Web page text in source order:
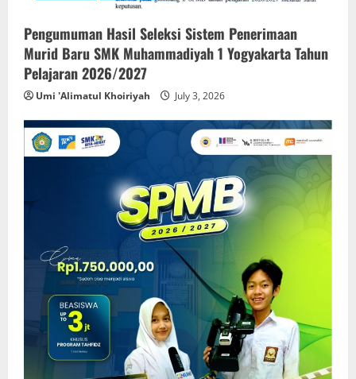
Pengumuman Hasil Seleksi Sistem Penerimaan
Murid Baru SMK Muhammadiyah 1 Yogyakarta Tahun
Pelajaran 2026/2027
Umi 'Alimatul Khoiriyah July 3, 2026